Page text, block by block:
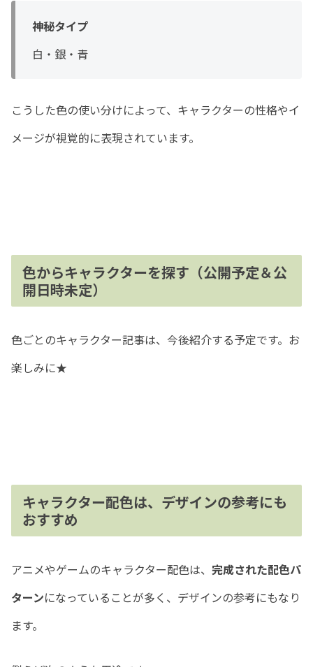
神秘タイプ
白・銀・青
こうした色の使い分けによって、キャラクターの性格やイ
メージが視覚的に表現されています。
色からキャラクターを探す（公開予定＆公
開日時未定）
色ごとのキャラクター記事は、今後紹介する予定です。お
楽しみに★
キャラクター配色は、デザインの参考にも
おすすめ
アニメやゲームのキャラクター配色は、 完成された配色パ
ターンになっていることが多く、デザインの参考にもなり
ます。